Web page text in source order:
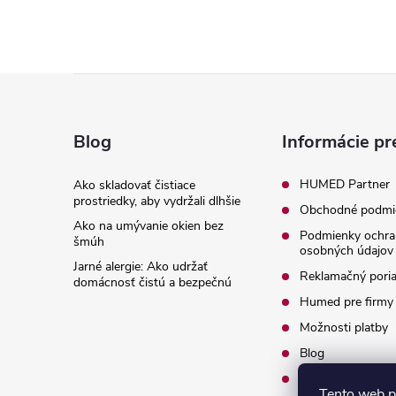
Blog
Ako skladovať čistiace
prostriedky, aby vydržali dlhšie
Ako na umývanie okien bez
šmúh
Jarné alergie: Ako udržať
domácnosť čistú a bezpečnú
Informácie
HUMED Partner
Obchodné
Podmienky
osobných údajov
Reklamačný
Humed pre firmy
Možnosti platby
Blog